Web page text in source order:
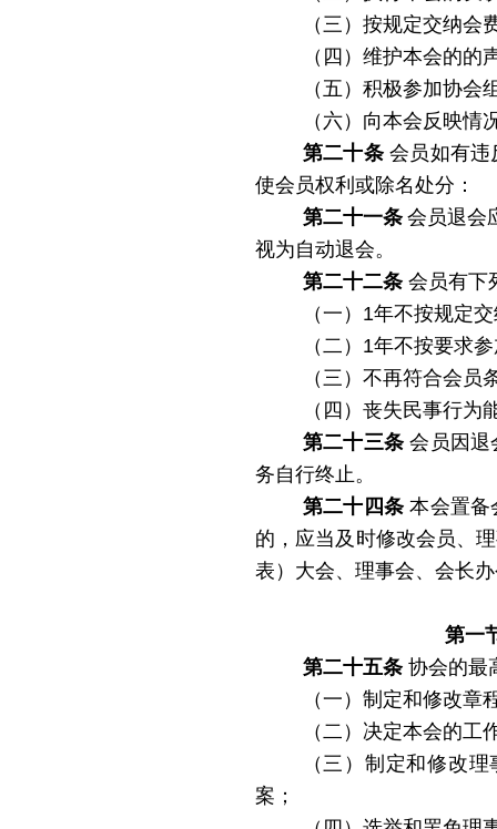
（三）按规定交纳会
（四）维护本会的的
（五）积极参加协
（六）向本会反映情
第二十条会员如有违
使会员权利或除名处分：
第二十一条 会员退会
视为自动退会。
第二十二条会员有下
（一） 1年不按规定
（二） 1年不按要求
（三）不再符合会员
（四）丧失民事行为
第二十三条 会员因退
务自行终止。
第二十四条 本会置备
的，应当及时修改会员、
表）大会、理事会、会长
第一
第二十五条 协会的最
（一）制定和修改章
（二）决定本会的工
（三）制定和修改
案；